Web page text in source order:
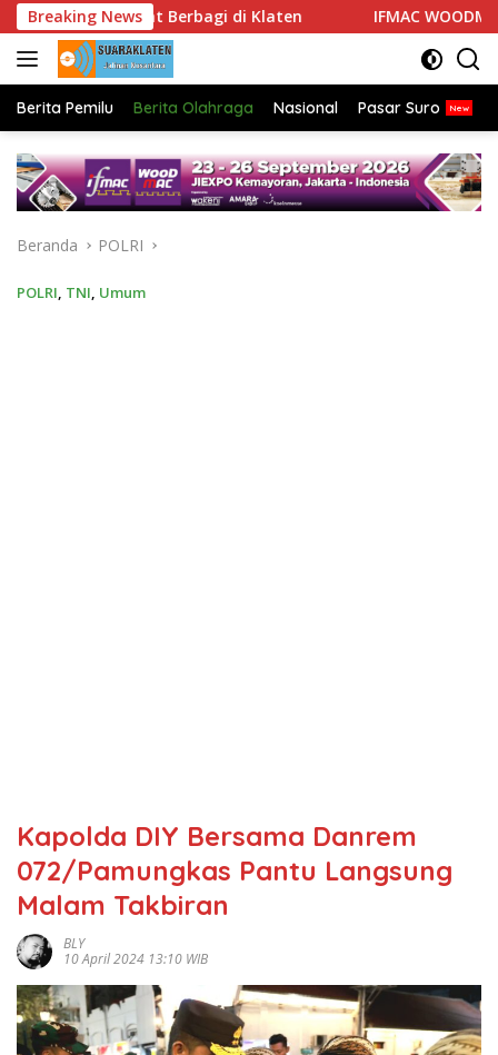
Langsung
ke
konten
Breaking NewsBerbagi di Klaten IFMAC WOODMAC 2026
Berita Pemilu Berita Olahraga Nasional Pasar Suro
Beranda POLRI
POLRI, TNI, Umum
Kapolda DIY Bersama Danrem
072/Pamungkas Pantu Langsung
Malam Takbiran
BLY
10 April 2024 13:10 WIB